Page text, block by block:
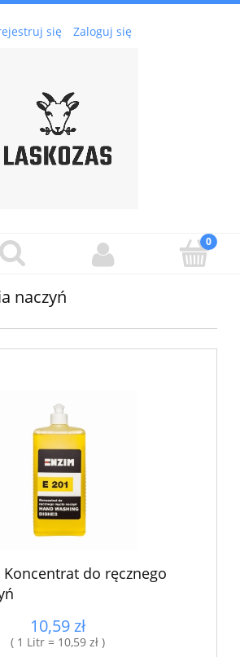
się Zaloguj się
naczyń
Koncentrat do ręcznego
10,59 zł
( 1 Litr = 10,59 zł )